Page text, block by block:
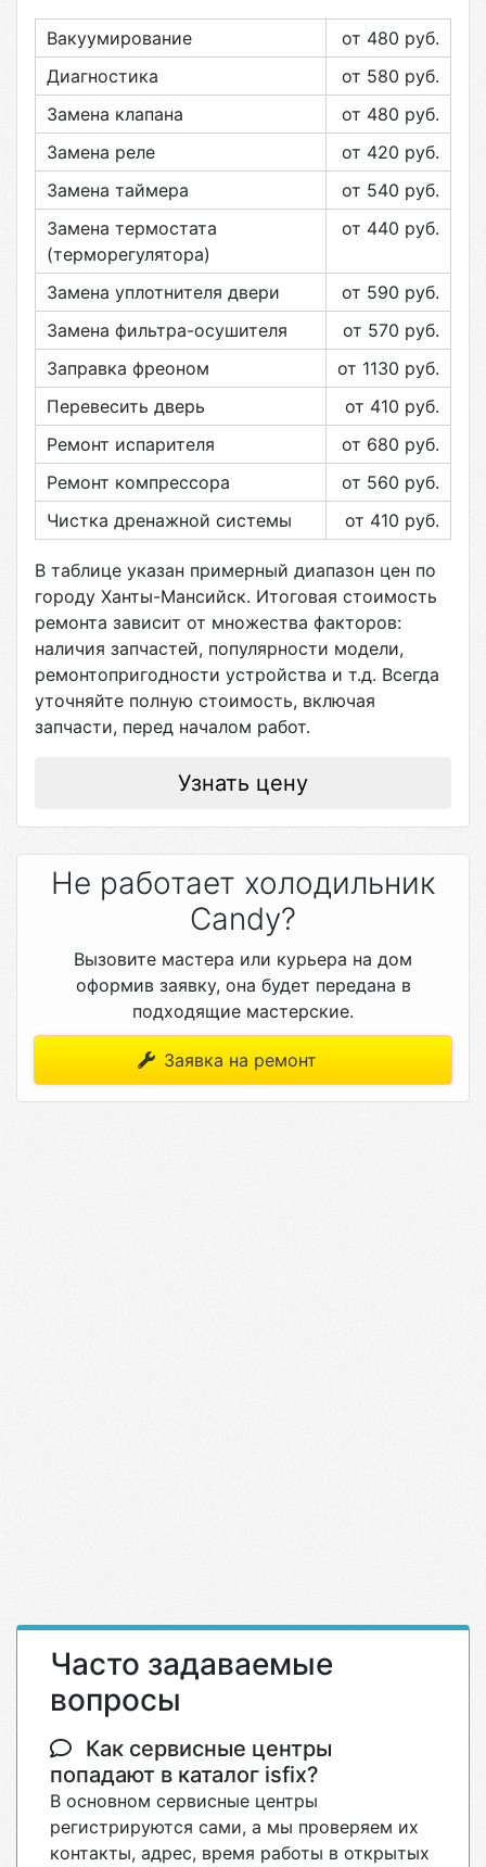
Вакуумирование от 480 руб.
Диагностика
от 580 руб.
Замена клапана
от 480 руб.
Замена реле
от 420 руб.
Замена таймера
от 540 руб.
Замена термостата
(терморегулятора)
от 440 руб.
Замена уплотнителя двери от 590 руб.
Замена фильтра-осушителя
от 570 руб.
Заправка фреоном
от 1130 руб.
Перевесить дверь
от 410 руб.
Ремонт испарителя
от 680 руб.
Ремонт компрессора
от 560 руб.
Чистка дренажной системы
от 410 руб.
В таблице указан примерный диапазон цен по
городу Ханты-Мансийск. Итоговая стоимость
ремонта зависит от множества факторов:
наличия запчастей, популярности модели,
ремонтопригодности устройства и т.д. Всегда
уточняйте полную стоимость, включая
запчасти, перед началом работ.
Узнать цену
Не работает холодильник
Candy?
Вызовите мастера или курьера на дом
оформив заявку, она будет передана в
подходящие мастерские.
Заявка на ремонт
Часто задаваемые
вопросы
Как сервисные центры
попадают в каталог isfix?
В основном сервисные центры
регистрируются сами, а мы проверяем их
контакты, адрес, время работы в открытых